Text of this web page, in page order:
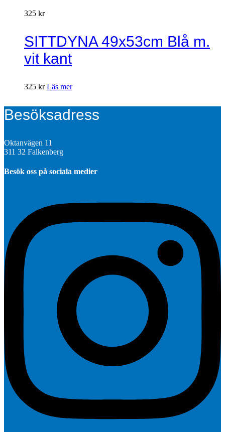
325 kr
SITTDYNA 49x53cm Blå m.
vit kant
325 kr Läs mer
Besöksadress
Oktanvägen 11
311 32 Falkenberg
Besök oss på sociala medier